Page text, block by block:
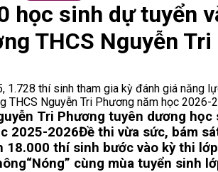
học sinh dự tuyển
THCS Nguyễn Tri
1.728 thí sinh tham gia kỳ đánh giá năng
THCS Nguyễn Tri Phương năm học 2026-
Tri Phương tuyên dương học
2025-2026Đề thi vừa sức, bám
18.000 thí sinh bước vào kỳ thi
“Nóng” cùng mùa tuyển sinh